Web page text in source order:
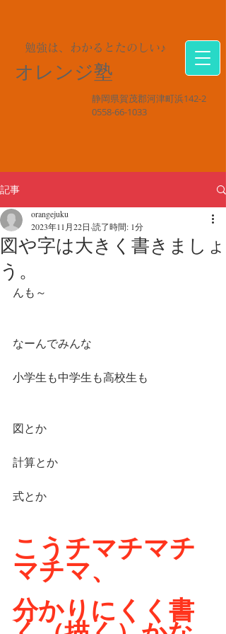
勉強は、わかるとたのしい♪
オレンジ塾
静岡県賀茂郡河津町浜142-2
0558-66-1033
記事
図や字は大きく書きましょ
う。
orangejuku
2023年11月22日 読了時間: 1分
んも～
なーんでみんな
小学生も中学生も高校生も
図とか
計算とか
式とか
こうチマチマチ
マチマ、
分かりにくく書